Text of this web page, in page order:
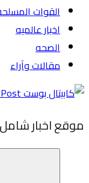
القوات
اخبار عالميه
الصحه
مقالات وآراء
موقع اخبار